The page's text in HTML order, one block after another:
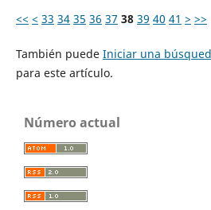
<< < 33 34 35 36 37 38 39 40 41 > >>
También puede Iniciar una
para este artículo.
Número actual